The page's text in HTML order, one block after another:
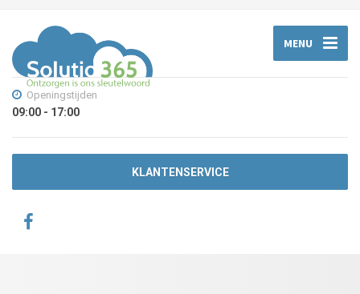
MENU
Openingstijden
09:00 - 17:00
KLANTENSERVICE